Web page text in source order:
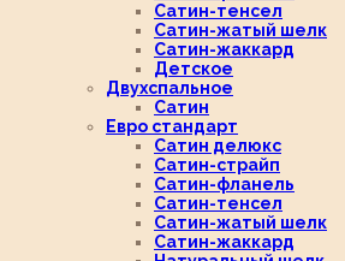
Сатин-тенсел
Сатин-жатый шелк
Сатин-жаккард
Детское
Двухспальное
Сатин
Евро стандарт
Сатин делюкс
Сатин-страйп
Сатин-фланель
Сатин-тенсел
Сатин-жатый шелк
Сатин-жаккард